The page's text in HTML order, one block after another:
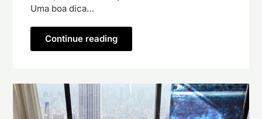
Uma boa dica…
Continue reading